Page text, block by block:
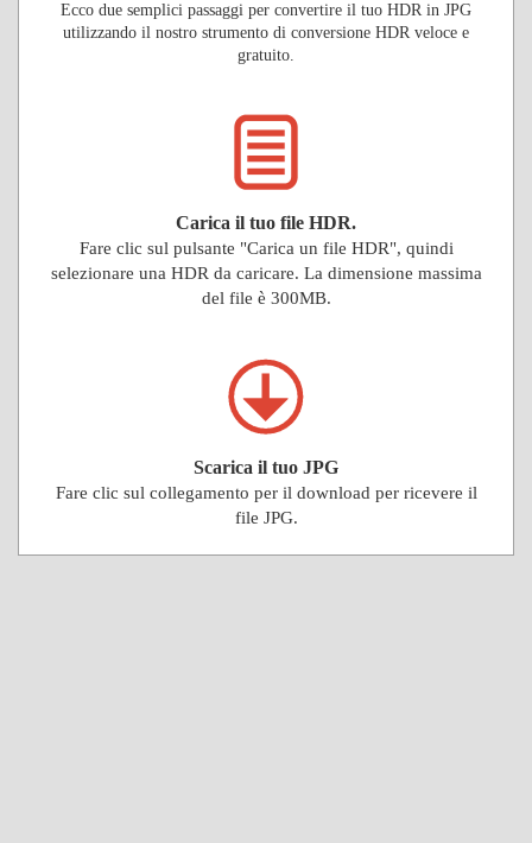
Ecco due semplici passaggi per convertire il tuo HDR in JPG
utilizzando il nostro strumento di conversione HDR veloce e
gratuito.
Carica il tuo file HDR.
Fare clic sul pulsante "Carica un file HDR", quindi
selezionare una HDR da caricare. La dimensione massima
del file è 300MB.
Scarica il tuo JPG
Fare clic sul collegamento per il download per ricevere il
file JPG.